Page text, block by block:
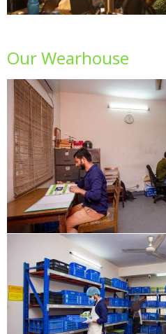
Our Wearhouse